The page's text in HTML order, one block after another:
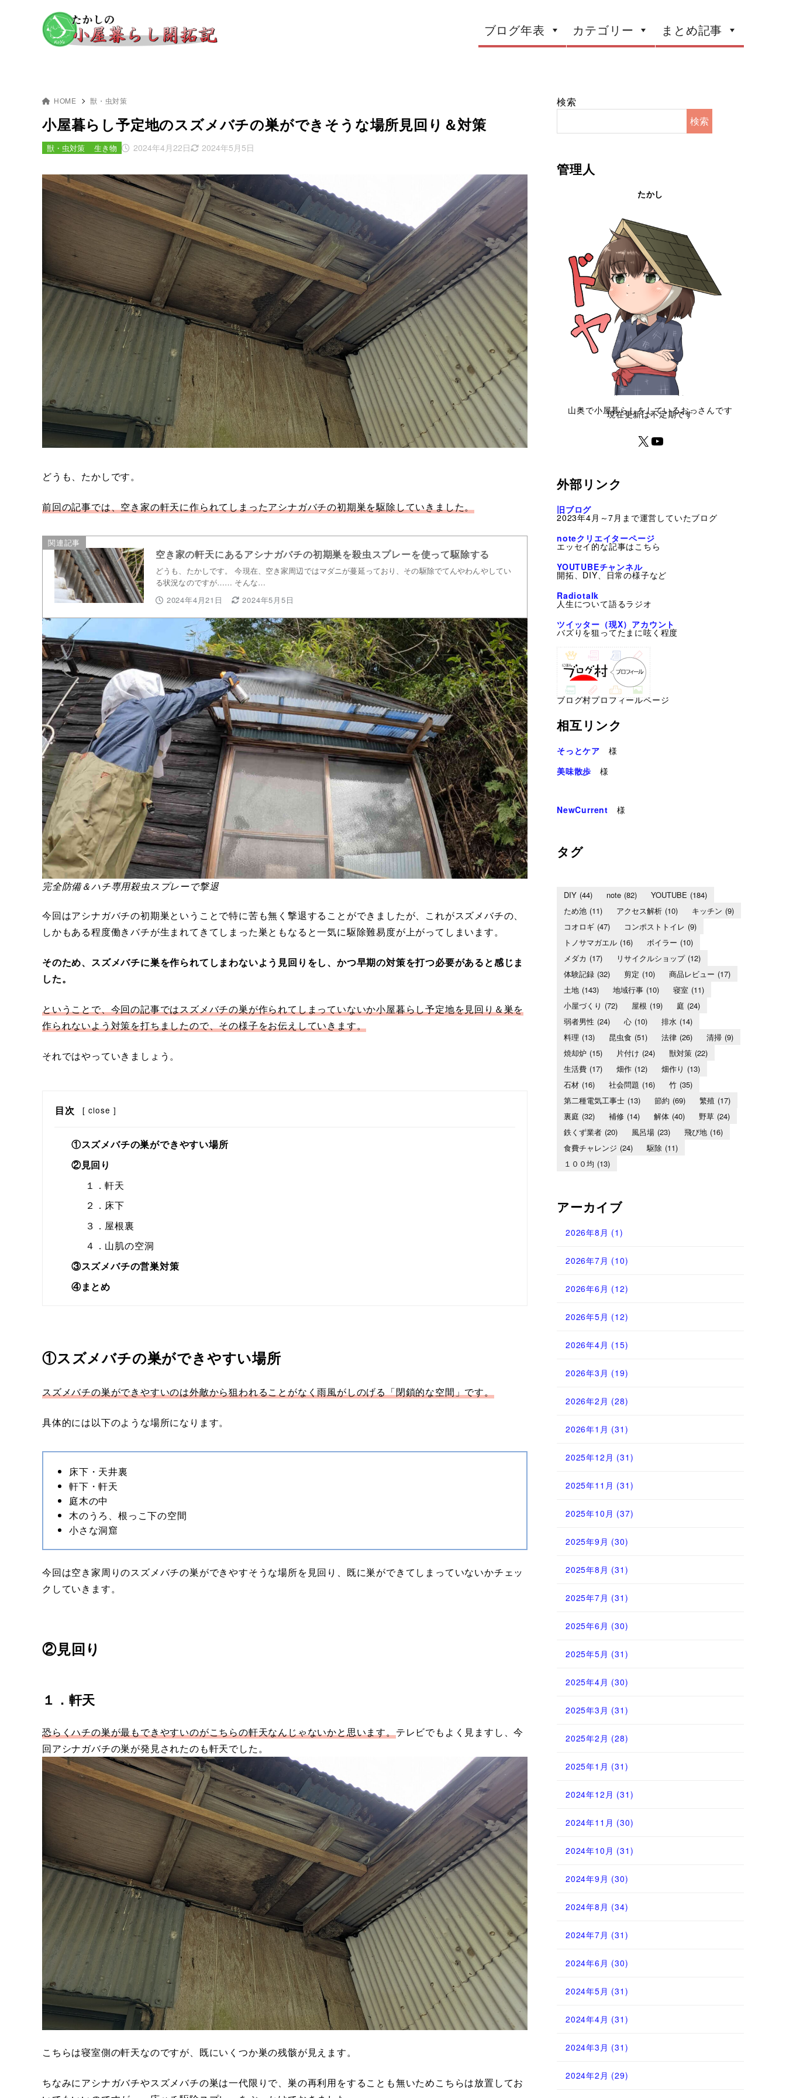
ブログ年表 カテゴリー まとめ記事
HOME 獣・虫対策
小屋暮らし予定地のスズメバチの巣ができそうな場所見回り＆対策
2024年4月22日 2024年5月5日
獣・虫対策 生き物
どうも、たかしです。
前回の記事では、空き家の軒天に作られてしまったアシナガバチの初期巣を駆除していきました。
関連記事
空き家の軒天にあるアシナガバチの初期巣を殺虫スプレーを使って駆除する
どうも、たかしです。 今現在、空き家周辺ではマダニが蔓延っており、その駆除でてんやわんやしてい
る状況なのですが…… そんな…
2024年4月21日
2024年5月5日
完全防備＆ハチ専用殺虫スプレーで撃退
今回はアシナガバチの初期巣ということで特に苦も無く撃退することができましたが、これがスズメバチの、
しかもある程度働きバチが生まれてきてしまった巣ともなると一気に駆除難易度が上がってしまいます。
そのため、スズメバチに巣を作られてしまわないよう見回りをし、かつ早期の対策を打つ必要があると感じま
した。
ということで、今回の記事ではスズメバチの巣が作られてしまっていないか小屋暮らし予定地を見回り＆巣を
作られないよう対策を打ちましたので、その様子をお伝えしていきます。
それではやっていきましょう。
目次 [ close ]
①スズメバチの巣ができやすい場所
②見回り
１．軒天
２．床下
３．屋根裏
４．山肌の空洞
③スズメバチの営巣対策
④まとめ
①スズメバチの巣ができやすい場所
スズメバチの巣ができやすいのは外敵から狙われることがなく雨風がしのげる「閉鎖的な空間」です。
具体的には以下のような場所になります。
床下・天井裏
軒下・軒天
庭木の中
木のうろ、根っこ下の空間
小さな洞窟
今回は空き家周りのスズメバチの巣ができやすそうな場所を見回り、既に巣ができてしまっていないかチェッ
クしていきます。
②見回り
１．軒天
恐らくハチの巣が最もできやすいのがこちらの軒天なんじゃないかと思います。テレビでもよく見ますし、今
回アシナガバチの巣が発見されたのも軒天でした。
こちらは寝室側の軒天なのですが、既にいくつか巣の残骸が見えます。
ちなみにアシナガバチやスズメバチの巣は一代限りで、巣の再利用をすることも無いためこちらは放置してお
検索
検索
管理人
たかし
山奥で小屋暮らしをしているおっさんです
現在更新は不定期です
外部リンク
旧ブログ
2023年4月～7月まで運営していたブログ
noteクリエイターページ
エッセイ的な記事はこちら
YOUTUBEチャンネル
開拓、DIY、日常の様子など
Radiotalk
人生について語るラジオ
ツイッター（現X）アカウント
バズりを狙ってたまに呟く程度
ブログ村プロフィールページ
相互リンク
そっとケア 様
美味散歩 様
NewCurrent 様
タグ
DIY (44) note (82) YOUTUBE (184)
ため池 (11) アクセス解析 (10) キッチン (9)
コオロギ (47) コンポストトイレ (9)
トノサマガエル (16) ボイラー (10)
メダカ (17) リサイクルショップ (12)
体験記録 (32) 剪定 (10) 商品レビュー (17)
土地 (143) 地域行事 (10) 寝室 (11)
小屋づくり (72) 屋根 (19) 庭 (24)
弱者男性 (24) 心 (10) 排水 (14)
料理 (13) 昆虫食 (51) 法律 (26) 清掃 (9)
焼却炉 (15) 片付け (24) 獣対策 (22)
生活費 (17) 畑作 (12) 畑作り (13)
石材 (16) 社会問題 (16) 竹 (35)
第二種電気工事士 (13) 節約 (69) 繁殖 (17)
裏庭 (32) 補修 (14) 解体 (40) 野草 (24)
鉄くず業者 (20) 風呂場 (23) 飛び地 (16)
食費チャレンジ (24) 駆除 (11)
１００均 (13)
アーカイブ
2026年8月 (1)
2026年7月 (10)
2026年6月 (12)
2026年5月 (12)
2026年4月 (15)
2026年3月 (19)
2026年2月 (28)
2026年1月 (31)
2025年12月 (31)
2025年11月 (31)
2025年10月 (37)
2025年9月 (30)
2025年8月 (31)
2025年7月 (31)
2025年6月 (30)
2025年5月 (31)
2025年4月 (30)
2025年3月 (31)
2025年2月 (28)
2025年1月 (31)
2024年12月 (31)
2024年11月 (30)
2024年10月 (31)
2024年9月 (30)
2024年8月 (34)
2024年7月 (31)
2024年6月 (30)
2024年5月 (31)
2024年4月 (31)
2024年3月 (31)
2024年2月 (29)